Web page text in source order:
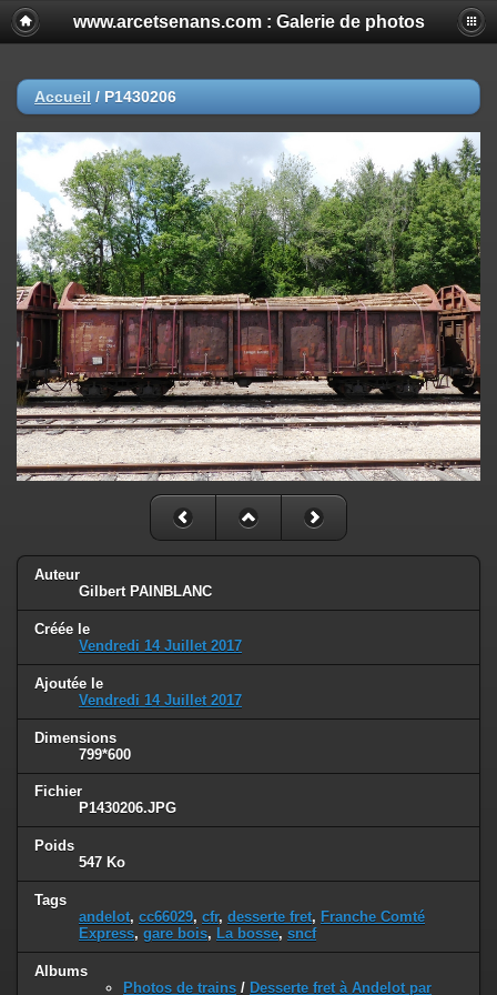
www.arcetsenans.com : Galerie de photos
Accueil / P1430206
Auteur
Gilbert PAINBLANC
Créée le
Vendredi 14 Juillet 2017
Ajoutée le
Vendredi 14 Juillet 2017
Dimensions
799*600
Fichier
P1430206.JPG
Poids
547 Ko
Tags
andelot, cc66029, cfr, desserte fret, Franche Comté
Express, gare bois, La bosse, sncf
Albums
Photos de trains / Desserte fret à Andelot par